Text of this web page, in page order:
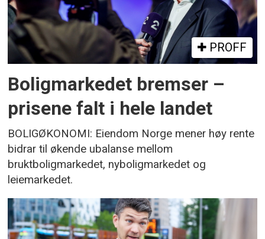
PROFF
Boligmarkedet bremser –
prisene falt i hele landet
BOLIGØKONOMI: Eiendom Norge mener høy rente
bidrar til økende ubalanse mellom
bruktboligmarkedet, nyboligmarkedet og
leiemarkedet.